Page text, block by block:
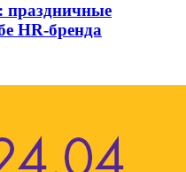
праздничные
HR-бренда